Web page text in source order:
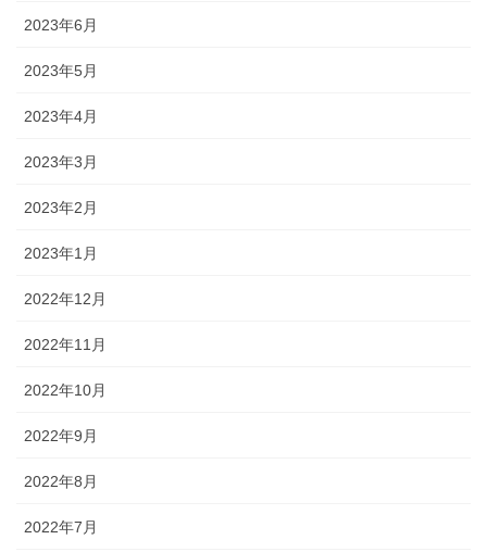
2023年6月
2023年5月
2023年4月
2023年3月
2023年2月
2023年1月
2022年12月
2022年11月
2022年10月
2022年9月
2022年8月
2022年7月